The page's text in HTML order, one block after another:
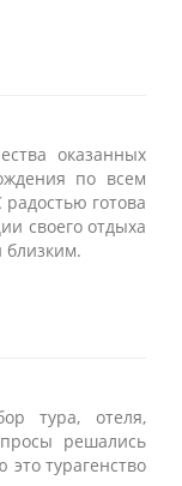
оказанных
по всем
готова
своего отдыха
тура, отеля,
решались
турагенство